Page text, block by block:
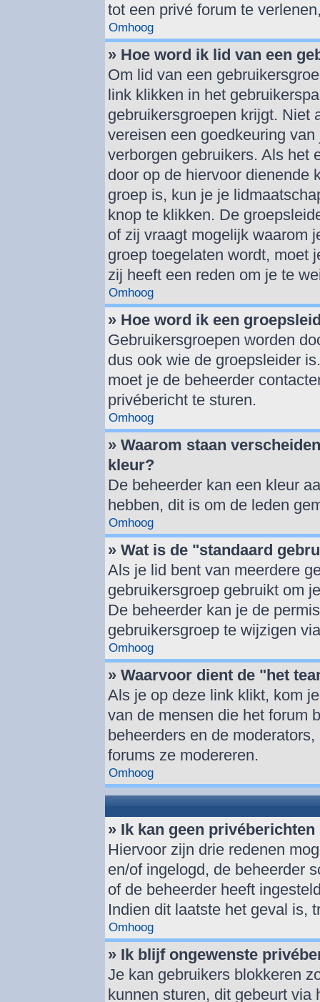
tot een privé forum te
Omhoog
» Hoe word ik lid van een
Om lid van een
link klikken in het
gebruikersgroepen krijgt. Niet
vereisen een goedkeuring
verborgen gebruikers. Als het
door op de hiervoor dienende
groep is, kun je je
knop te klikken. De
of zij vraagt mogelijk waarom
groep toegelaten wordt, moet
zij heeft een reden om je te
Omhoog
» Hoe word ik een
Gebruikersgroepen worden
dus ook wie de groepsleider
moet je de beheerder
privébericht te sturen.
Omhoog
» Waarom staan
kleur?
De beheerder kan een kleur
hebben, dit is om de leden
Omhoog
» Wat is de "standaard
Als je lid bent van meerdere
gebruikersgroep gebruikt om
De beheerder kan je de
gebruikersgroep te wijzigen
Omhoog
» Waarvoor dient de "het
Als je op deze link klikt, kom
van de mensen die het forum
beheerders en de
forums ze modereren.
Omhoog
» Ik kan geen
Hiervoor zijn drie redenen
en/of ingelogd, de beheerder
of de beheerder heeft
Indien dit laatste het geval is,
Omhoog
» Ik blijf ongewenste
Je kan gebruikers blokkeren
kunnen sturen, dit gebeurt via